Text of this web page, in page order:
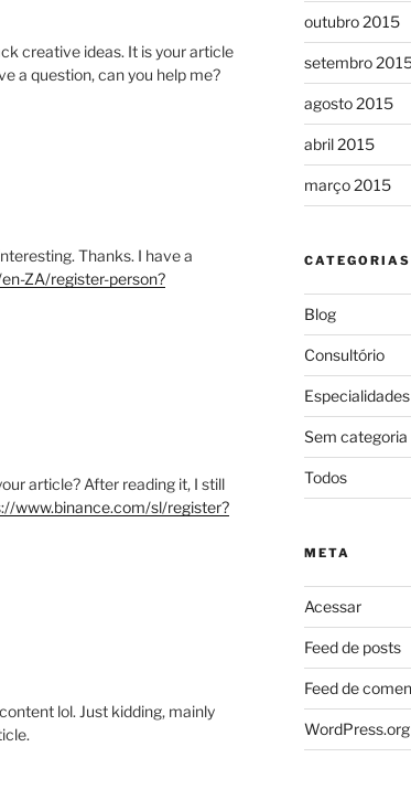
creative ideas. It is your article
a question, can you help me?
Thanks. I have a
ZA/register-person?
article? After reading it, I still
www.binance.com/sl/register?
lol. Just kidding, mainly
outubro 2015
setembro
agosto 2015
abril 2015
março 2015
CATEGORIAS
Blog
Consultório
Especialidades
Sem categoria
Todos
META
Acessar
Feed de posts
Feed de
WordPress.org